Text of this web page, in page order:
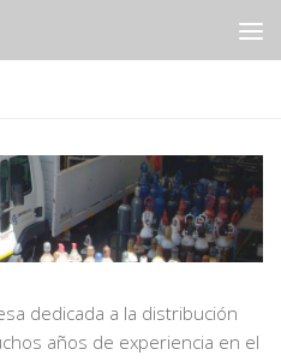
dedicada a la distribución
años de experiencia en el